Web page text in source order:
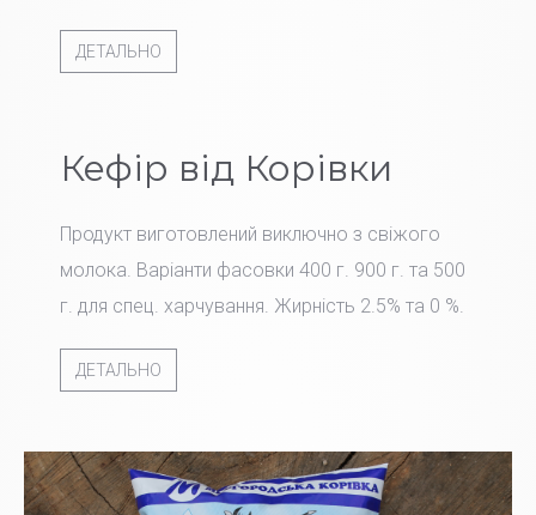
ДЕТАЛЬНО
Кефір від Корівки
Продукт виготовлений виключно з свіжого
молока. Варіанти фасовки 400 г. 900 г. та 500
г. для спец. харчування. Жирність 2.5% та 0 %.
ДЕТАЛЬНО